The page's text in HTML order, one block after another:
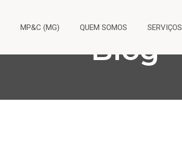
MP&C (MG) QUEM SOMOS SERVIÇOS
Blog